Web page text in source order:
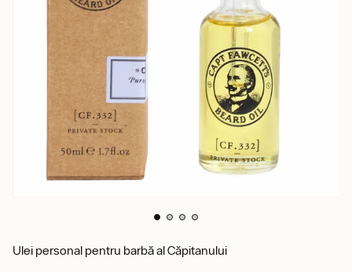
Ulei personal pentru barbă al Căpitanului